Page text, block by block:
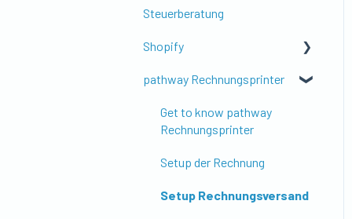
Steuerberatung
Shopify
Erste Schritte & Einrichtung
Kontierung & Buchungslogik
pathway Rechnungsprinter
Get to know pathway
Rechnungsprinter
Setup der Rechnung
Setup Rechnungsversand